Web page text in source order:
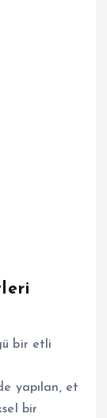
bir etli
yapılan, et
bir